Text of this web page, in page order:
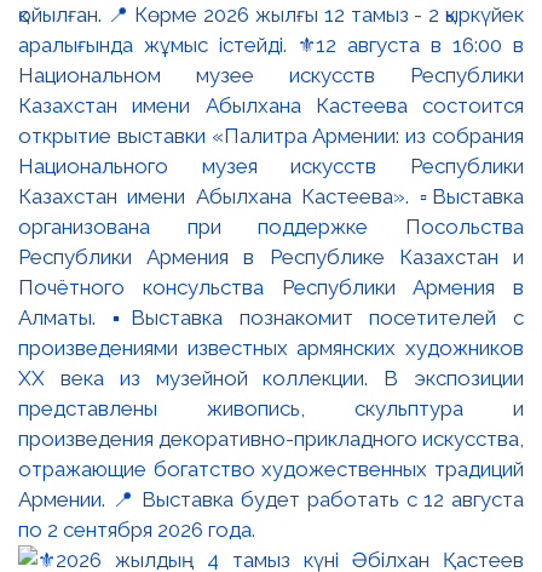
қойылған. 📍 Көрме 2026 жылғы 12 тамыз - 2 қыркүйек
аралығында жұмыс істейді. ⚜️12 августа в 16:00 в
Национальном музее искусств Республики
Казахстан имени Абылхана Кастеева состоится
открытие выставки «Палитра Армении: из собрания
Национального музея искусств Республики
Казахстан имени Абылхана Кастеева». ▫️Выставка
организована при поддержке Посольства
Республики Армения в Республике Казахстан и
Почётного консульства Республики Армения в
Алматы. ▪️Выставка познакомит посетителей с
произведениями известных армянских художников
XX века из музейной коллекции. В экспозиции
представлены живопись, скульптура и
произведения декоративно-прикладного искусства,
отражающие богатство художественных традиций
Армении. 📍 Выставка будет работать с 12 августа
по 2 сентября 2026 года.